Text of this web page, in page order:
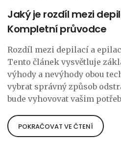
Jaký je rozdíl mezi
Kompletní průvodce
Rozdíl mezi depilací a
Tento článek vysvětluje
výhody a nevýhody obou
vybrat správný způsob
bude vyhovovat vašim
POKRAČOVAT VE ČTENÍ